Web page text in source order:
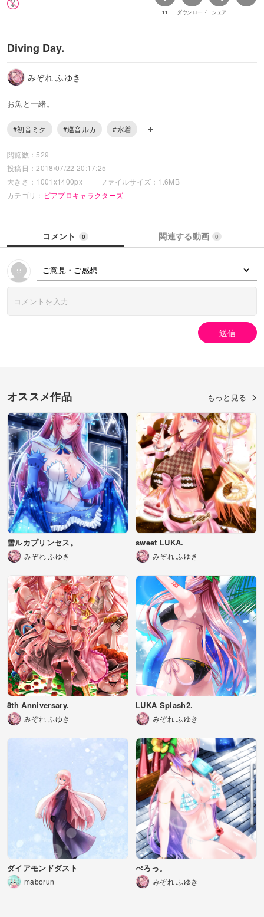
11 ダウンロード シェア
Diving Day.
みぞれ ふゆき
お魚と一緒。
#初音ミク #巡音ルカ #水着
閲覧数：529
投稿日：2018/07/22 20:17:25
大きさ：1001x1400px
ファイルサイズ：1.6MB
カテゴリ： ピアプロキャラクターズ
コメント 0 関連する動画 0
ご意見・ご感想
送信
オススメ作品 もっと見る
雪ルカプリンセス。
みぞれ ふゆき
sweet LUKA.
みぞれ ふゆき
8th Anniversary.
みぞれ ふゆき
LUKA Splash2.
みぞれ ふゆき
ダイアモンドダスト
maborun
ぺろっ。
みぞれ ふゆき